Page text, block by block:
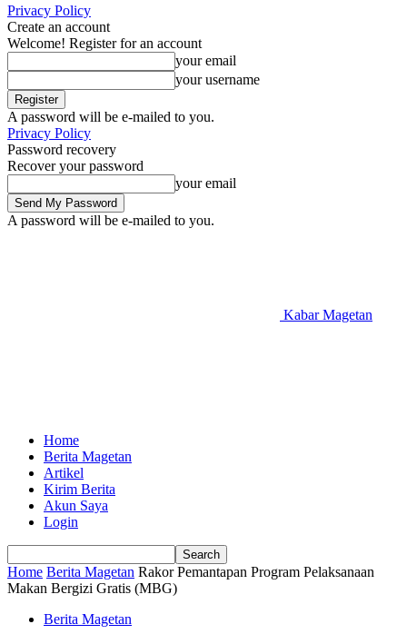
Privacy Policy
Create an account
Welcome! Register for an account
your email
your username
A password will be e-mailed to you.
Privacy Policy
Password recovery
Recover your password
your email
A password will be e-mailed to you.
Kabar Magetan
Home
Berita Magetan
Artikel
Kirim Berita
Akun Saya
Login
Home Berita Magetan Rakor Pemantapan Program Pelaksanaan
Makan Bergizi Gratis (MBG)
Berita Magetan